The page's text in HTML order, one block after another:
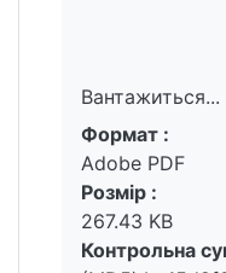
Вантажиться...
Вантажиться...
Формат :
Adobe PDF
Розмір :
267.43 KB
Контрольна